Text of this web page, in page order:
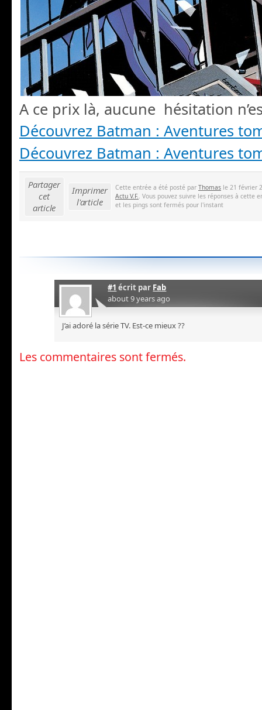
A ce prix là, aucune hésitation
Découvrez Batman : Aventures
Découvrez Batman : Aventures
Partager
cet
article
Imprimer
l'article
Cette entrée a été posté par Thomas le 21 février
Actu V.F. . Vous pouvez suivre les réponses à cette
et les pings sont fermés pour l'instant
#1 écrit par Fab
about 9 years ago
J’ai adoré la série TV. Est-ce mieux ??
Les commentaires sont fermés.